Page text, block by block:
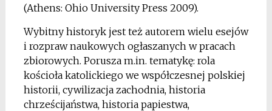
(Athens: Ohio University Press 2009).
Wybitny historyk jest też autorem wielu esejów
i rozpraw naukowych ogłaszanych w pracach
zbiorowych. Porusza m.in. tematykę: rola
kościoła katolickiego we współczesnej polskiej
historii, cywilizacja zachodnia, historia
chrześcijaństwa, historia papiestwa,